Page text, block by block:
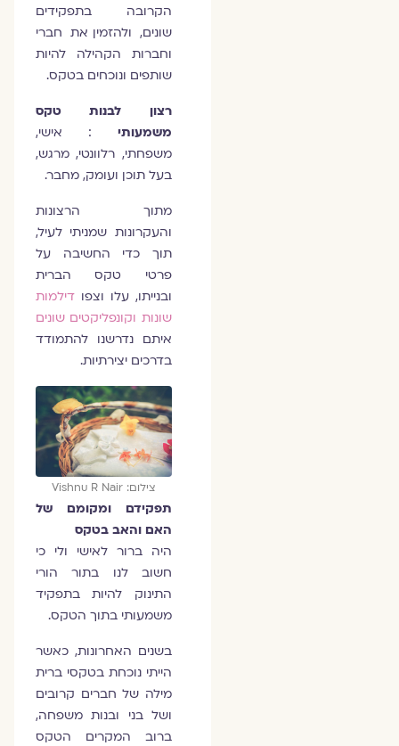
הקרובה בתפקידים
שונים, ולהזמין את חברי
וחברות הקהילה להיות
שותפים ונוכחים בטקס.
רצון לבנות טקס
משמעותי
: אישי,
משפחתי, רלוונטי, מרגש,
בעל תוכן ועומק, מחבר.
מתוך הרצונות
והעקרונות שמניתי לעיל,
תוך כדי החשיבה על
פרטי טקס הברית
ובנייתו, עלו וצפודילמות
שונות וקונפליקטים שונים
איתם נדרשנו להתמודד
בדרכים יצירתיות.
צילום: Vishnu R Nair
תפקידם ומקומם של
האם והאב בטקס
היה ברור לאישי ולי כי
חשוב לנו בתור הורי
התינוק להיות בתפקיד
משמעותי בתוך הטקס.
בשנים האחרונות, כאשר
הייתי נוכחת בטקסי ברית
מילה של חברים קרובים
ושל בני ובנות משפחה,
ברוב המקרים הטקס